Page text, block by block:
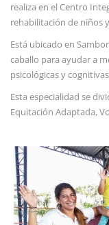
realiza en el Centro
rehabilitación de niños
Está ubicado en
caballo para ayudar a
psicológicas y
Esta especialidad se
Equitación Adaptada,